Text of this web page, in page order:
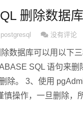
删除数据库
postgresql 没有评论
数据库可以用以下
SQL 语句来删
除。 3、使用
慎操作，一旦删除，